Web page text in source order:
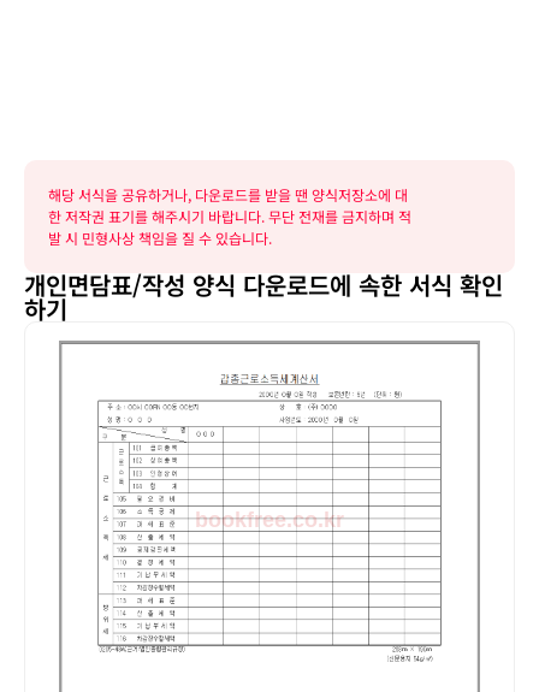
해당 서식을 공유하거나, 다운로드를 받을 땐 양식저장소에 대
한 저작권 표기를 해주시기 바랍니다. 무단 전재를 금지하며 적
발 시 민형사상 책임을 질 수 있습니다.
개인면담표/작성 양식 다운로드에 속한 서식 확인
하기